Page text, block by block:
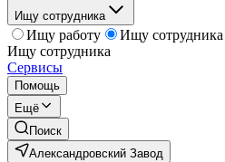
Ищу сотрудника
Ищу работу
Ищу сотрудника
Ищу сотрудника
Сервисы
Помощь
Ещё
Поиск
Александровский Завод